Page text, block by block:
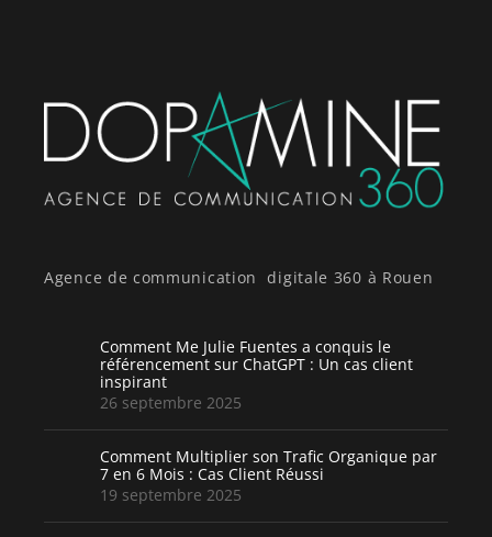
Agence de communication digitale 360 à Rouen
Comment Me Julie Fuentes a conquis le
référencement sur ChatGPT : Un cas client
inspirant
26 septembre 2025
Comment Multiplier son Trafic Organique par
7 en 6 Mois : Cas Client Réussi
19 septembre 2025